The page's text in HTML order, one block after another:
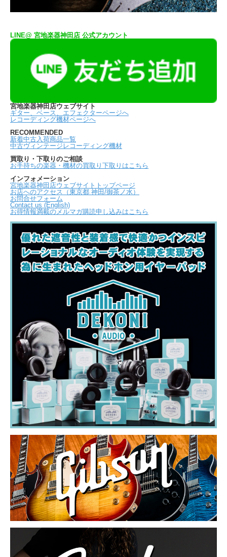
LINE@ 宮地楽器神田店 公式アカウント
宮地楽器神田店ウェブサイト
ギター、ベース、エフェクターページへ
レコーディング機材ページへ
RECOMMENDED
新着中古入荷商品一覧
中古ヴィンテージレコーディング機材
買取り・下取りのご相談
お手持ちの楽器・機材の買取り下取りはこちら
インフォメーション
宮地楽器神田店ウェブサイトトップページ
お店へのアクセス（東京都 神田/御茶ノ水）
お問合せフォーム
Contact us (English)
お得情報満載のメルマガ購読申し込みはこちら